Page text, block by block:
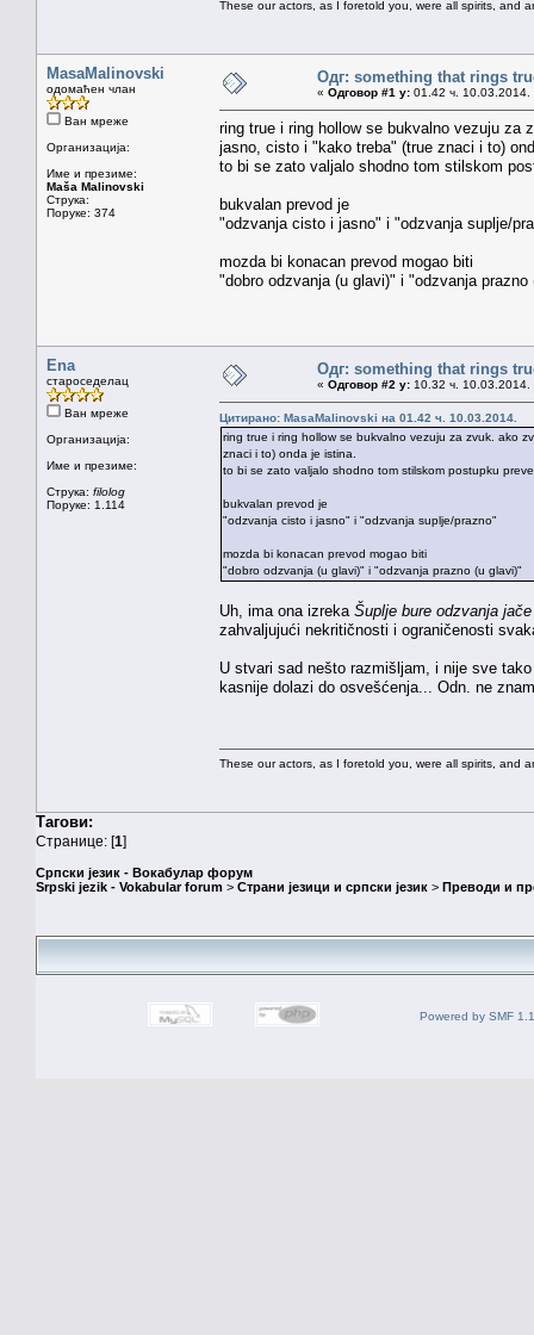
These our actors, as I foretold you, were all spirits, and
MasaMalinovski
одомаћен члан
Ван мреже
Организација:
Име и презиме:
Maša Malinovski
Струка:
Поруке: 374
Одг: something that rings
« Одговор #1 у: 01.42 ч. 10.03.2014.
ring true i ring hollow se bukvalno vezuju za
jasno, cisto i "kako treba" (true znaci i to)
to bi se zato valjalo shodno tom stilskom
bukvalan prevod je
"odzvanja cisto i jasno" i "odzvanja suplje/
mozda bi konacan prevod mogao biti
"dobro odzvanja (u glavi)" i "odzvanja prazno
Ena
староседелац
Ван мреже
Организација:
Име и презиме:
Струка: filolog
Поруке: 1.114
Одг: something that rings
« Одговор #2 у: 10.32 ч. 10.03.2014.
Цитирано: MasaMalinovski на 01.42 ч. 10.03.2014.
ring true i ring hollow se bukvalno vezuju za zvuk. ako
znaci i to) onda je istina.
to bi se zato valjalo shodno tom stilskom postupku
bukvalan prevod je
"odzvanja cisto i jasno" i "odzvanja suplje/prazno"
mozda bi konacan prevod mogao biti
"dobro odzvanja (u glavi)" i "odzvanja prazno (u glavi)"
Uh, ima ona izreka Šuplje bure odzvanja
zahvaljujući nekritičnosti i ograničenosti
U stvari sad nešto razmišljam, i nije sve
kasnije dolazi do osvešćenja... Odn. ne
These our actors, as I foretold you, were all spirits, and
Тагови:
Странице: [1]
Српски језик - Вокабулар форум
Srpski jezik - Vokabular forum > Страни језици и српски језик > Преводи и
Powered by SMF